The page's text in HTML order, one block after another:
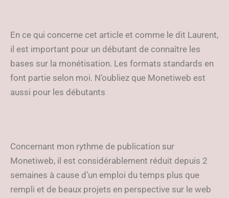
En ce qui concerne cet article et comme le dit Laurent,
il est important pour un débutant de connaître les
bases sur la monétisation. Les formats standards en
font partie selon moi. N’oubliez que Monetiweb est
aussi pour les débutants
Concernant mon rythme de publication sur
Monetiweb, il est considérablement réduit depuis 2
semaines à cause d’un emploi du temps plus que
rempli et de beaux projets en perspective sur le web